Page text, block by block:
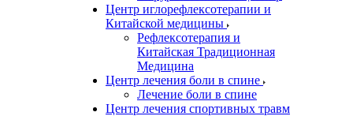
Центр иглорефлексотерапии и
Китайской медицины
Рефлексотерапия и
Китайская Традиционная
Медицина
Центр лечения боли в спине
Лечение боли в спине
Центр лечения спортивных травм